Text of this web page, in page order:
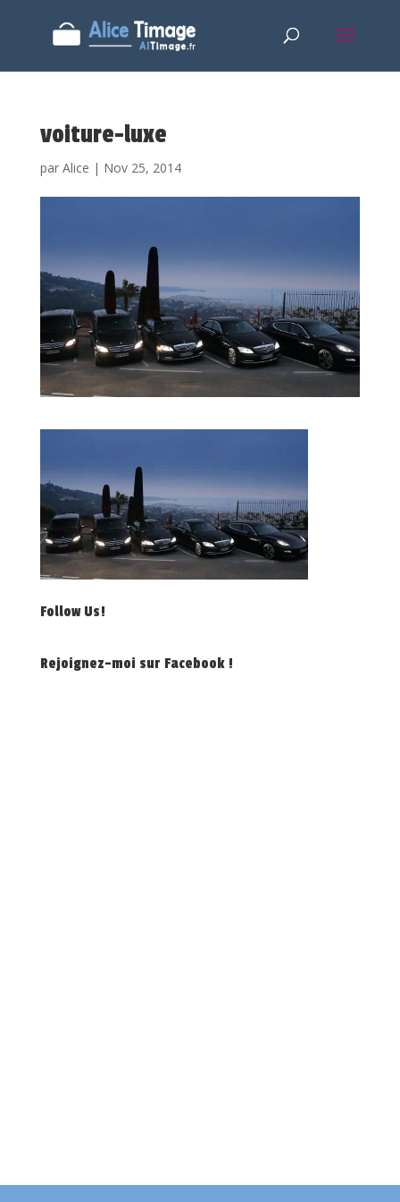
voiture-luxe
par Alice | Nov 25, 2014
Follow Us!
Rejoignez-moi sur Facebook !